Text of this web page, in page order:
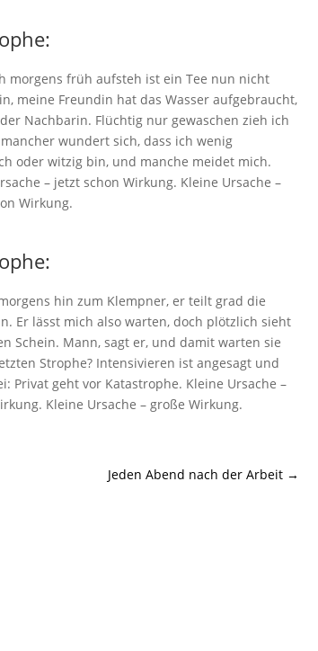
morgens früh aufsteh ist ein Tee nun nicht
meine Freundin hat das Wasser aufgebraucht,
Nachbarin. Flüchtig nur gewaschen zieh ich
wundert sich, dass ich wenig
oder witzig bin, und manche meidet mich.
– jetzt schon Wirkung. Kleine Ursache –
Wirkung.
hin zum Klempner, er teilt grad die
Er lässt mich also warten, doch plötzlich sieht
Schein. Mann, sagt er, und damit warten sie
Strophe? Intensivieren ist angesagt und
Privat geht vor Katastrophe. Kleine Ursache –
Kleine Ursache – große Wirkung.
Jeden Abend nach der Arbeit→